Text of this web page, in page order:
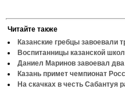
Читайте также
Казанские гребцы завоевали
Воспитанницы казанской
Даниел Маринов завоевал
Казань примет чемпионат
На скачках в честь Сабантуя